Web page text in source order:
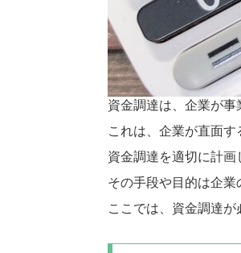
資金調達は、企業が事
これは、企業が直面す
資金調達を適切に計画
その手段や目的は企
ここでは、資金調達が